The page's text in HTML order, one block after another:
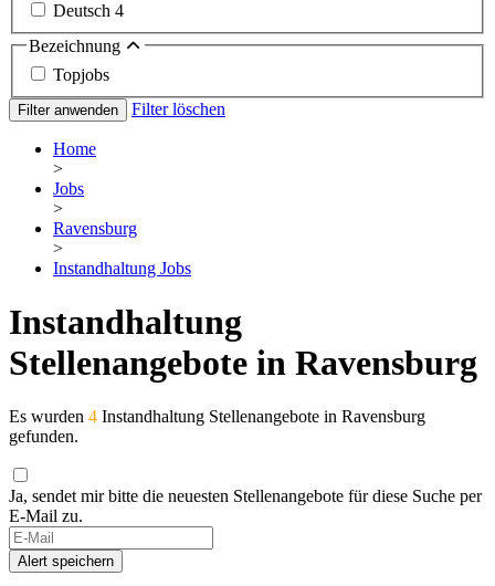
Deutsch 4
Bezeichnung
Topjobs
Filter anwenden Filter löschen
Home
>
Jobs
>
Ravensburg
>
Instandhaltung Jobs
Instandhaltung
Stellenangebote in Ravensburg
Es wurden 4 Instandhaltung Stellenangebote in Ravensburg
gefunden.
Ja, sendet mir bitte die neuesten Stellenangebote für diese Suche per
E-Mail zu.
Alert speichern